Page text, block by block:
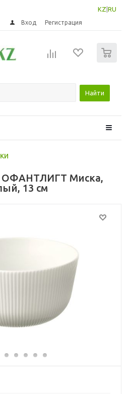
KZ RU
Вход Регистрация
Найти
ОФАНТЛИГТ Миска,
13 см